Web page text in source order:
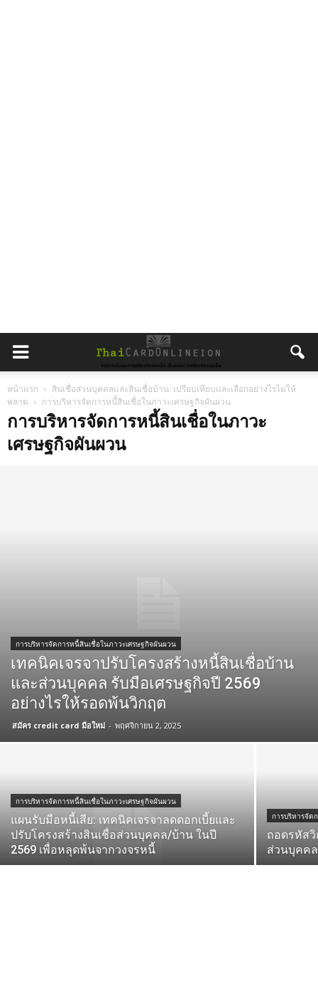
หน้าแรก
สินเชื่อส่วนบุคคลและสินเชื่อบ้าน: เปรียบเทียบและเลือกอย่างไรไม่ให้
พลาด
การบริหารจัดการหนี้สินเชื่อในภาวะเศรษฐกิจผันผวน
การบริหารจัดการหนี้สินเชื่อในภาวะ
เศรษฐกิจผันผวน
การบริหารจัดการหนี้สินเชื่อในภาวะเศรษฐกิจผันผวน
เทคนิคเจรจาปรับโครงสร้างหนี้สินเชื่อบ้าน
และส่วนบุคคล รับมือเศรษฐกิจปี 2569
อย่างไรให้รอดพ้นวิกฤต
สมัคร credit card มือใหม่ - พฤศจิกายน 2, 2025
การบริหารจัดการหนี้สินเชื่อในภาวะเศรษฐกิจผันผวน
แผนรับมือหนี้เสีย: เทคนิคเจรจาลดดอกเบี้ยและ
ปรับโครงสร้างสินเชื่อส่วนบุคคล/บ้าน ในปี
2569 เพื่อหลุดพ้นจากวงจรหนี้
การบริหารจัด
ถอดรหัส
ส่วนบุคค